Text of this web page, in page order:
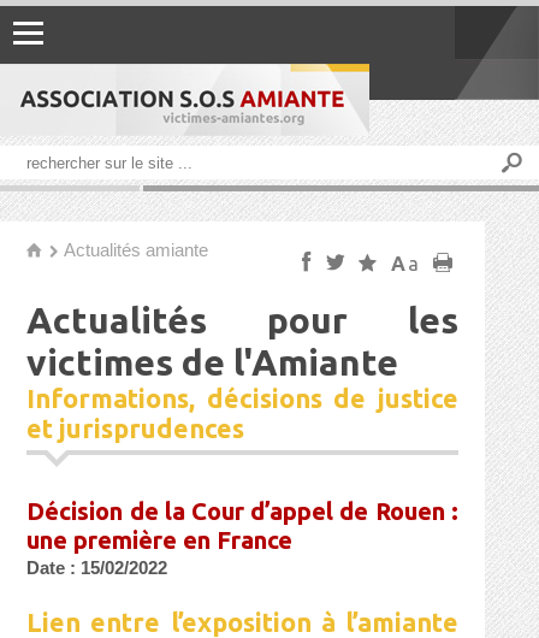
h Actualités amiante
f t s Aa p
Actualités pour les
victimes de l'Amiante
Informations, décisions de justice
et jurisprudences
Décision de la Cour d’appel de Rouen :
une première en France
Date : 15/02/2022
Lien entre l’exposition à l’amiante